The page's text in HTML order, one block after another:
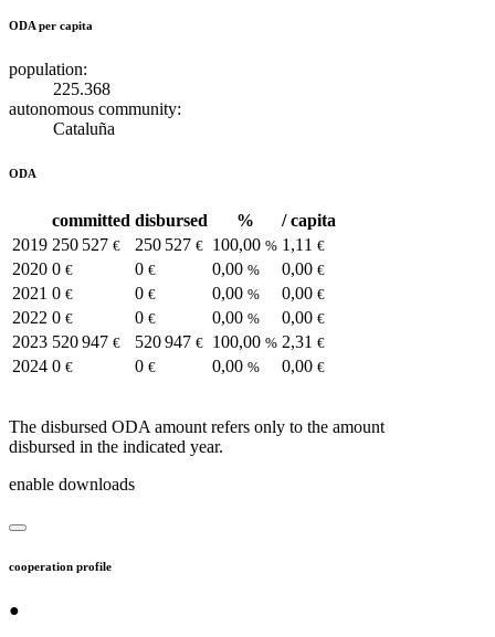
ODA per capita
population:
225.368
autonomous community:
Cataluña
ODA
committed disbursed %
/ capita
2019 250 527 € 250 527 € 100,00 % 1,11 €
2020 0 € 0 € 0,00 % 0,00 €
2021 0 € 0 € 0,00 % 0,00 €
2022 0 € 0 € 0,00 % 0,00 €
2023 520 947 € 520 947 € 100,00 % 2,31 €
2024 0 € 0 € 0,00 % 0,00 €
The disbursed ODA amount refers only to the amount
disbursed in the indicated year.
enable downloads
cooperation profile
●